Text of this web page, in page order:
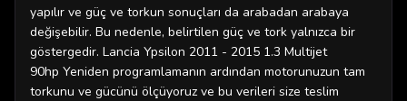
yapılır ve güç ve torkun sonuçları da arabadan arabaya
değişebilir. Bu nedenle, belirtilen güç ve tork yalnızca bir
göstergedir. Lancia Ypsilon 2011 - 2015 1.3 Multijet
90hp Yeniden programlamanın ardından motorunuzun tam
torkunu ve gücünü ölçüyoruz ve bu verileri size teslim